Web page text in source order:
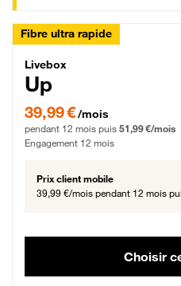
Fibre ultra rapide
Livebox Up Fibre
Livebox
Up
39,99 € par mois pendant 12 mois
39,99 €/mois
pendant 12 mois puis 51,99 €/mois
Engagement 12 mois
Prix client mobile
39,99 €/mois pendant 12 mois
Choisir